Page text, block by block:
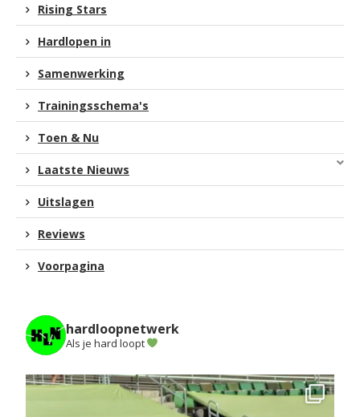
Rising Stars
Hardlopen in
Samenwerking
Trainingsschema's
Toen & Nu
Laatste Nieuws
Uitslagen
Reviews
Voorpagina
hardloopnetwerk
Als je hard loopt